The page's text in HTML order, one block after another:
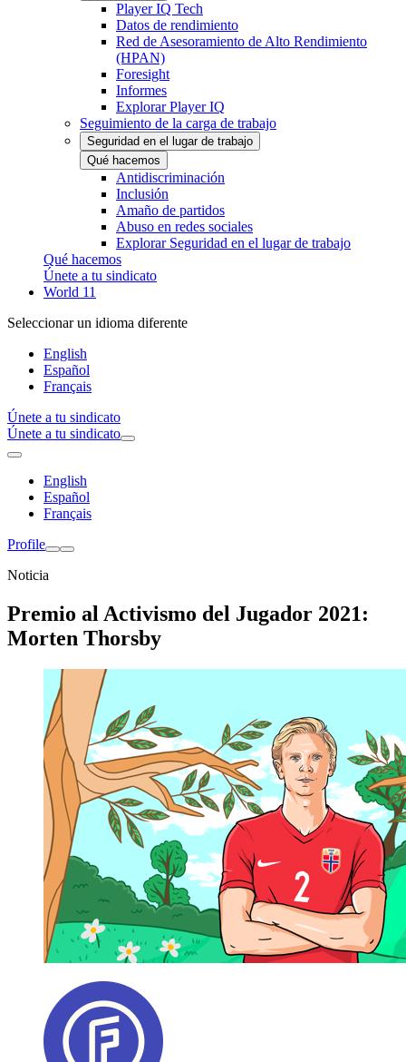
Player IQ Tech
Datos de rendimiento
Red de Asesoramiento de Alto Rendimiento
(HPAN)
Foresight
Informes
Explorar Player IQ
Seguimiento de la carga de trabajo
Seguridad en el lugar de trabajo
Qué hacemos
Antidiscriminación
Inclusión
Amaño de partidos
Abuso en redes sociales
Explorar Seguridad en el lugar de trabajo
Qué hacemos
Únete a tu sindicato
World 11
Seleccionar un idioma diferente
English
Español
Français
Únete a tu sindicato
Únete a tu sindicato
English
Español
Français
Profile
Noticia
Premio al Activismo del Jugador 2021:
Morten Thorsby